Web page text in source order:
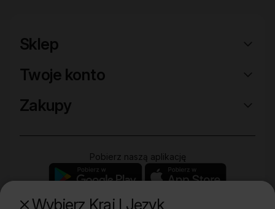
Wybierz Kraj I Język
Sklep
Twoje konto
Zakupy
Pobierz naszą aplikację